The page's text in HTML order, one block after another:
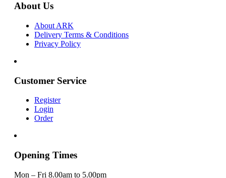
About Us
About ARK
Delivery Terms & Conditions
Privacy Policy
Customer Service
Register
Login
Order
Opening Times
Mon – Fri 8.00am to 5.00pm